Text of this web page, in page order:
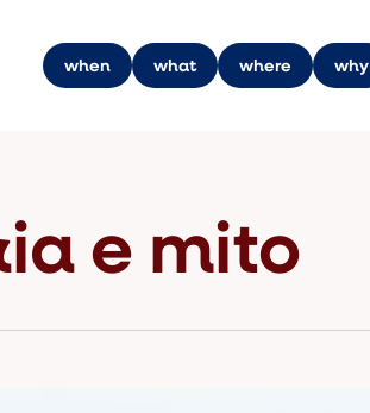
when what where why
e mito